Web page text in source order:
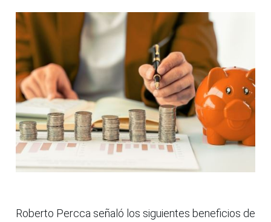
Roberto Percca señaló los siguientes beneficios de